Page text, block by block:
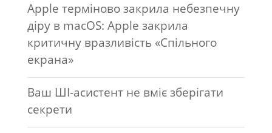
Apple терміново закрила небезпечну
діру в macOS: Apple закрила
критичну вразливість «Спільного
екрана»
Ваш ШІ-асистент не вміє зберігати
секрети